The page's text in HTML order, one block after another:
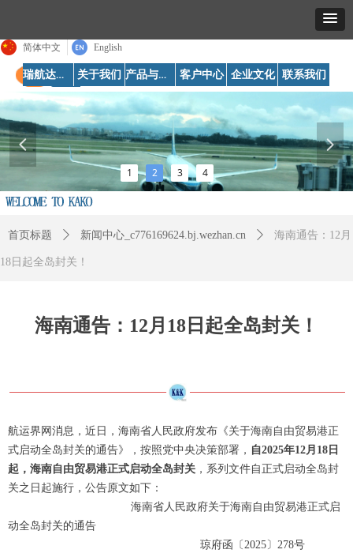
1 2 3 4
넳 넲
简体中文 English
瑞航达首页 关于我们 产品与服务 客户中心 企业文化 联系我们
首页标题 ꄲ 新闻中心_c776169624.bj.wezhan.cn ꄲ 海南通告：12月
18日起全岛封关！
海南通告：12月18日起全岛封关！
航运界网消息，近日，海南省人民政府发布《关于海南自由贸易港正
式启动全岛封关的通告》，按照党中央决策部署， 自2025年12月18日
起，海南自由贸易港正式启动全岛封关 ，系列文件自正式启动全岛封
关之日起施行，公告原文如下：
海南省人民政府关于海南自由贸易港正式启
动全岛封关的通告
琼府函〔2025〕278号